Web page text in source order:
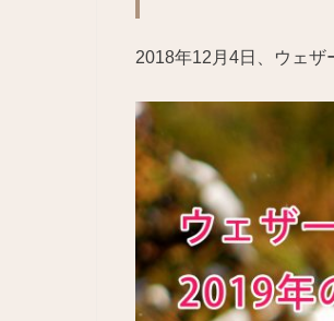
2018年12月4日、ウェザ